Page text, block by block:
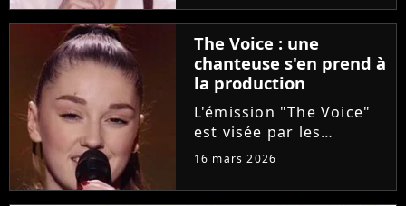
"Animaux fragiles" de
Ycare et Zaz, le jeune
talent de 25 ans a su...
The Voice : une
chanteuse s'en prend à
la production
L'émission "The Voice"
est visée par les
critiques de la
dénonce l'utilisation
16 mars 2026